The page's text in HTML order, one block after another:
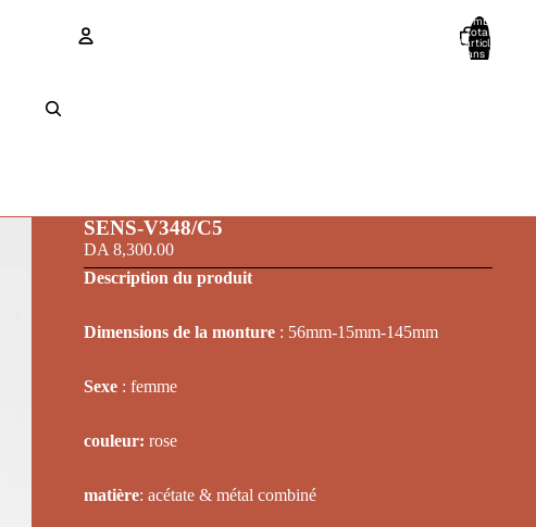
Nombre
total
d’articles
dans le
SENS-V348/C5
DA 8,300.00
Description du produit
Dimensions de la monture : 56mm-15mm-145mm
Sexe : femme
couleur: rose
matière: acétate & métal combiné